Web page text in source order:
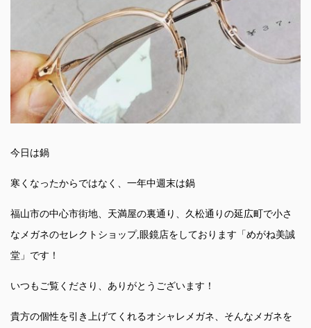
今日は鍋
寒くなったからではなく、一年中週末は鍋
福山市の中心市街地、天満屋の裏通り、久松通りの延広町で小さ
なメガネのセレクトショップ,眼鏡店をしております「めがね美誠
堂」です！
いつもご覧くださり、ありがとうございます！
貴方の個性を引き上げてくれるオシャレメガネ、そんなメガネを